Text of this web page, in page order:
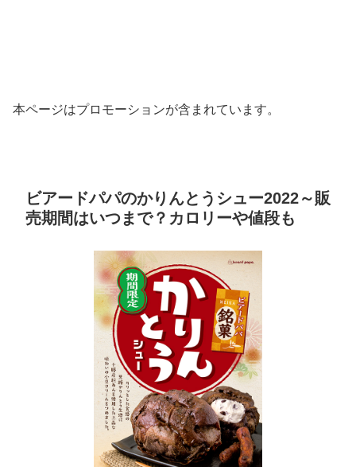
本ページはプロモーションが含まれています。
ビアードパパのかりんとうシュー2022～販
売期間はいつまで？カロリーや値段も